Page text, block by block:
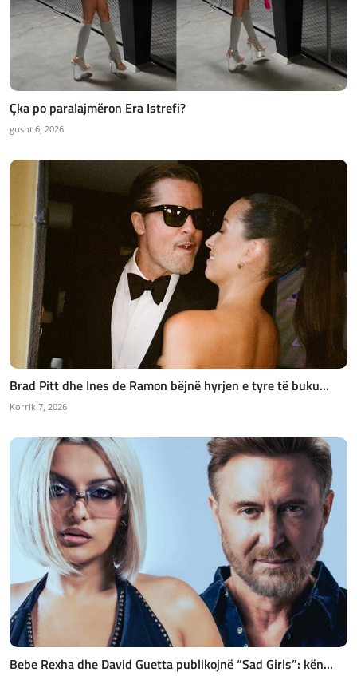
Çka po paralajmëron Era Istrefi?
gusht 6, 2026
Brad Pitt dhe Ines de Ramon bëjnë hyrjen e tyre të buku...
Korrik 7, 2026
Bebe Rexha dhe David Guetta publikojnë “Sad Girls”: kën...